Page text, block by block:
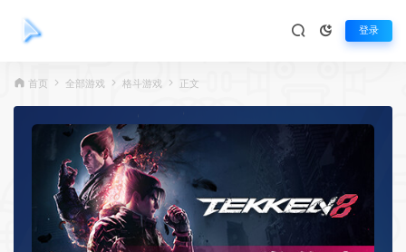
登录
首页 全部游戏 格斗游戏 正文